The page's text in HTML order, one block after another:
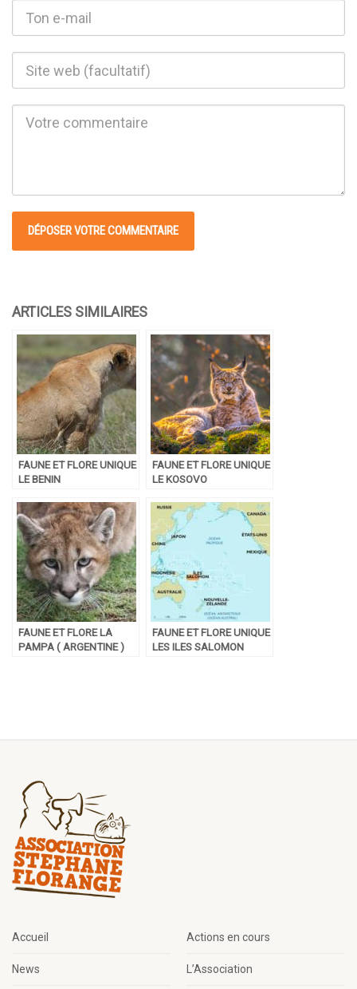
FAUNE ET FLORE UNIQUE
LE BENIN
FAUNE ET FLORE UNIQUE
LE KOSOVO
FAUNE ET FLORE LA
PAMPA ( ARGENTINE )
FAUNE ET FLORE UNIQUE
LES ILES SALOMON
Accueil Actions en cours
News L’Association